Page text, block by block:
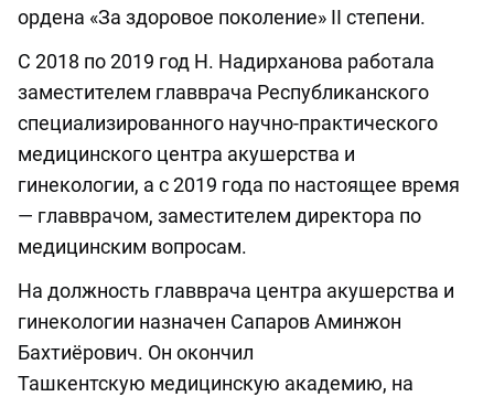
ордена «За здоровое поколение» II степени.
С 2018 по 2019 год Н. Надирханова работала
заместителем главврача Республиканского
специализированного научно-практического
медицинского центра акушерства и
гинекологии, а с 2019 года по настоящее время
— главврачом, заместителем директора по
медицинским вопросам.
На должность главврача центра акушерства и
гинекологии назначен Сапаров Аминжон
Бахтиёрович. Он окончил
Ташкентскую медицинскую академию, на